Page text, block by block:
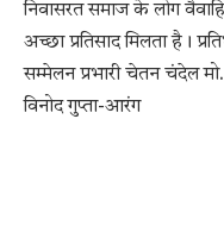
निवासरत समाज के लोग
अच्छा प्रतिसाद मिलता है।
सम्मेलन प्रभारी चेतन चंदेल
विनोद गुप्ता-आरंग